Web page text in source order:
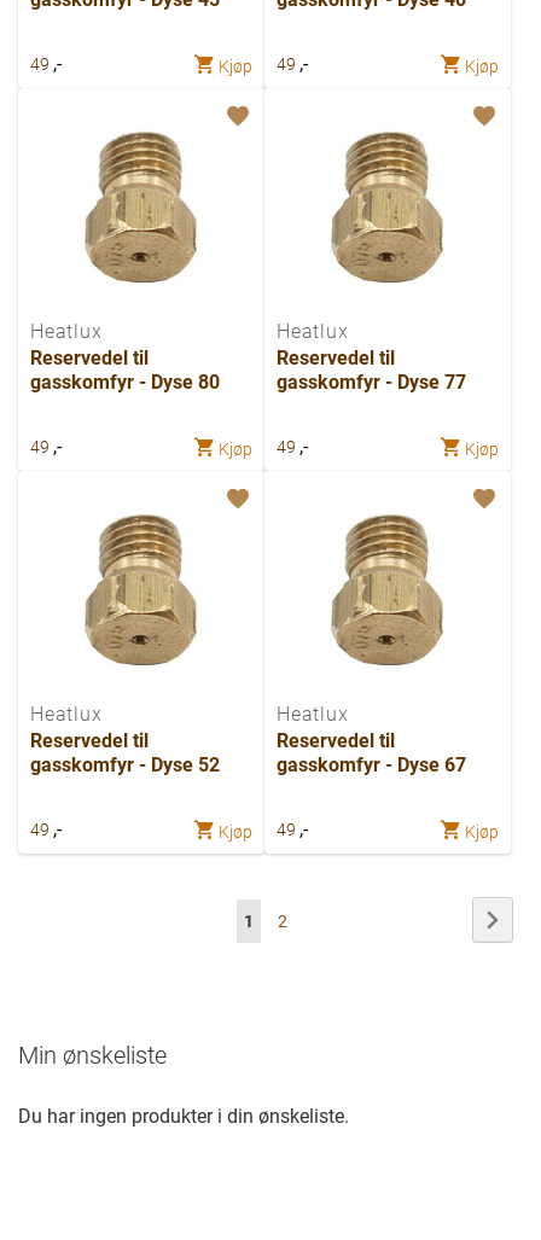
49 ,- Kjøp 49 ,- Kjøp
Heatlux
Reservedel til
gasskomfyr - Dyse 80
49 ,- Kjøp
Heatlux
Reservedel til
gasskomfyr - Dyse 77
49 ,- Kjøp
Heatlux
Reservedel til
gasskomfyr - Dyse 52
49 ,- Kjøp
Heatlux
Reservedel til
gasskomfyr - Dyse 67
49 ,- Kjøp
Side
Du
1 Side
2
Min ønskeliste
Du har ingen produkter i din ønskeliste.